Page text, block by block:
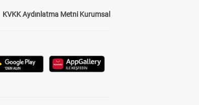
KVKK Aydınlatma Metni Kurumsal